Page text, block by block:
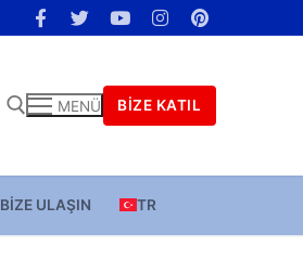
MENÜ BIZE KATIL
BIZE ULAŞIN TR